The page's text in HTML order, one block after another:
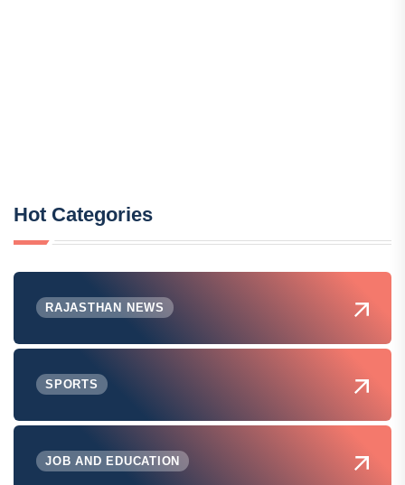
Hot Categories
RAJASTHAN NEWS
SPORTS
JOB AND EDUCATION